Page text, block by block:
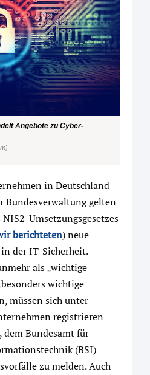
Angebote zu Cyber-
in Deutschland
gelten
Umsetzungsgesetzes
berichteten) neue
der IT-Sicherheit.
als „wichtige
wichtige
müssen sich unter
registrieren
Bundesamt für
(BSI)
zu melden. Auch